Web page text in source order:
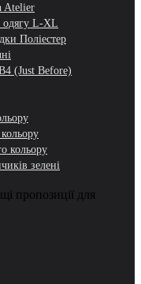
Atelier
одягу L-XL
Поліестер
(Just Before)
кольору
зелені
пропозиції для